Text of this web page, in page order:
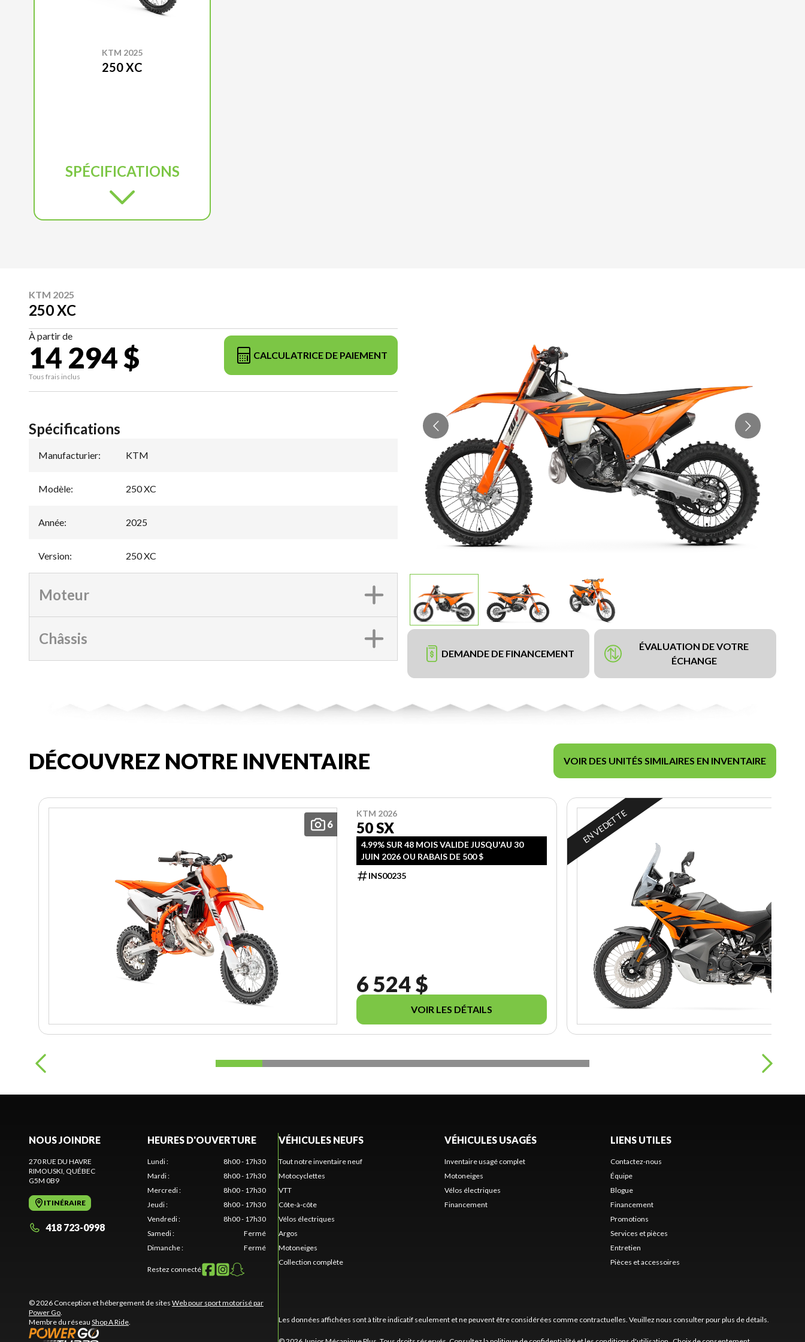
KTM 2025
250 XC
SPÉCIFICATIONS
KTM 2025
250 XC
À partir de
14 294 $
Tous frais inclus
CALCULATRICE DE PAIEMENT
DEMANDE DE FINANCEMENT
ÉVALUATION DE VOTRE
ÉCHANGE
Spécifications
Manufacturier: KTM
Modèle: 250 XC
Année: 2025
Version: 250 XC
Moteur
Châssis
DÉCOUVREZ NOTRE INVENTAIRE VOIR DES UNITÉS SIMILAIRES EN INVENTAIRE
6
KTM 2026
50 SX
4.99% SUR 48 MOIS VALIDE JUSQU'AU 30
JUIN 2026 OU RABAIS DE 500 $
INS00235
6 524 $
VOIR LES DÉTAILS
EN VEDETTE
NOUS JOINDRE
270 RUE DU HAVRE
RIMOUSKI , QUÉBEC
G5M 0B9
ITINÉRAIRE
418 723-0998
HEURES D'OUVERTURE
Lundi:
8h00 - 17h30
Mardi:
8h00 - 17h30
Mercredi:
8h00 - 17h30
Jeudi:
8h00 - 17h30
Vendredi:
8h00 - 17h30
Samedi:
Fermé
Dimanche: Fermé
Restez connecté
© 2026 Conception et hébergement de sites Web pour sport motorisé par
Power Go
Membre du réseau Shop A Ride
VÉHICULES NEUFS
Tout notre inventaire neuf
Motocyclettes
VTT
Côte-à-côte
Vélos électriques
Argos
Motoneiges
Collection complète
VÉHICULES USAGÉS
Inventaire usagé complet
Motoneiges
Vélos électriques
Financement
LIENS UTILES
Contactez-nous
Équipe
Blogue
Financement
Promotions
Services et pièces
Entretien
Pièces et accessoires
Les données affichées sont à titre indicatif seulement et ne peuvent être considérées comme contractuelles. Veuillez nous consulter pour plus de détails.